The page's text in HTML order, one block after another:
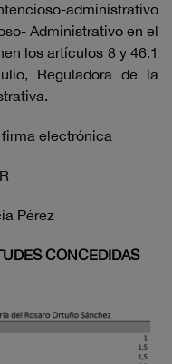
administrativo
Administrativo en el
los artículos 8 y 46.1
Reguladora de la
electrónica
Pérez
CONCEDIDAS